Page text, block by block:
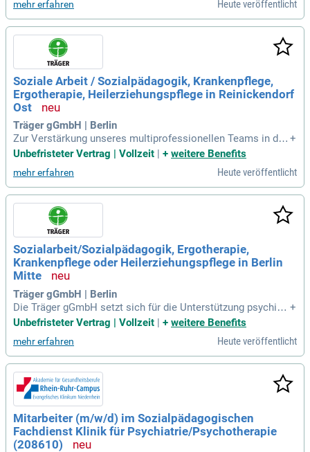
fähigkeit, Zuverlässigkeit und Freude am Umgang mit Mens
chen sind entscheidend. Bitte beachten Sie, dass wir mome
ntan keine Unterkünfte anbieten können. Voraussetzung sin
d mindestens Deutschkenntnisse auf Sprachniveau B2. Schl
ießen Sie sich unserem interdisziplinären Team an und unte
rstützen Sie unsere Patient:innen auf ihrem Weg zur Teilhab
e und Selbständigkeit im Alltag!
mehr erfahren Heute veröffentlicht
Soziale Arbeit / Sozialpädagogik, Krankenpflege,
Ergotherapie, Heilerziehungspflege in Reinickendorf
Ost
Träger gGmbH | Berlin
Zur Verstärkung unseres multiprofessionellen Teams in die
sem Feld suchen wir Mitarbeiter*innen aus den Berufsbereic
ege oder Heilerziehungspflege.
+
Unbefristeter Vertrag | Vollzeit
+ weitere Benefits
mehr erfahren Heute veröffentlicht
Sozialarbeit/Sozialpädagogik, Ergotherapie,
Krankenpflege oder Heilerziehungspflege in Berlin
Mitte
Träger gGmbH | Berlin
Die Träger gGmbH setzt sich für die Unterstützung psychisc
h und suchtkranker Menschen sowie Menschen mit geistige
n Behinderungen in Berlin ein. Unsere gemeinnützige Organi
sation bietet individuelle Hilfen in den Bezirken Reinickendo
rf und Mitte. Wir suchen engagierte Mitarbeiter:innen (m/w/
d) für den Bereich Abhängigkeitserkrankungen. Die unbefrist
ete Anstellung umfasst 75–100% der regulären Arbeitszeit i
n einer 38,5-Stunden-Woche. Die Arbeitszeiten sind flexibel
mit Wechselschichten zwischen 7:00 und 21:00 Uhr. Werden
Sie Teil unseres multiprofessionellen Teams und helfen Sie
uns, niemanden aufgrund ihrer Erkrankung oder Behinderung
auszuschließen!
+
Unbefristeter Vertrag | Vollzeit | + weitere Benefits
mehr erfahren Heute veröffentlicht
Mitarbeiter (m/w/d) im Sozialpädagogischen
Fachdienst Klinik für Psychiatrie/Psychotherapie
(208610)